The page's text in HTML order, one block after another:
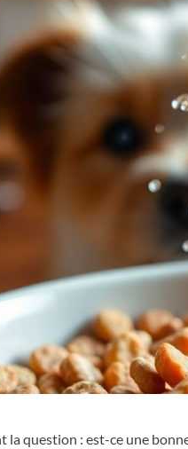
la question : est-ce une